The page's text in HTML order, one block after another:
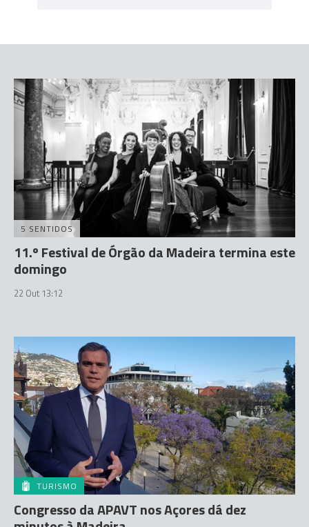
5 SENTIDOS
11.º Festival de Órgão da Madeira termina este
domingo
22 Out 13:12
TURISMO
Congresso da APAVT nos Açores dá dez